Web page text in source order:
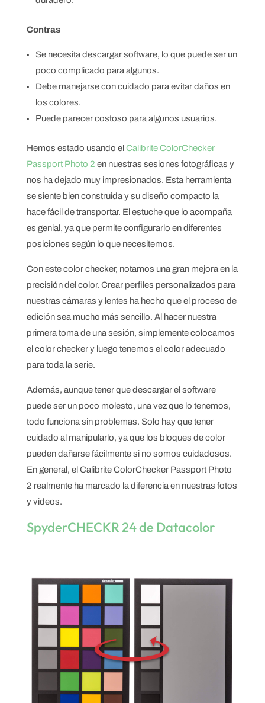
Contras
Se necesita descargar software, lo que puede ser un
poco complicado para algunos.
Debe manejarse con cuidado para evitar daños en
los colores.
Puede parecer costoso para algunos usuarios.
Hemos estado usando elCalibrite ColorChecker
Passport Photo 2 en nuestras sesiones fotográficas y
nos ha dejado muy impresionados. Esta herramienta
se siente bien construida y su diseño compacto la
hace fácil de transportar. El estuche que lo acompaña
es genial, ya que permite configurarlo en diferentes
posiciones según lo que necesitemos.
Con este color checker, notamos una gran mejora en la
precisión del color. Crear perfiles personalizados para
nuestras cámaras y lentes ha hecho que el proceso de
edición sea mucho más sencillo. Al hacer nuestra
primera toma de una sesión, simplemente colocamos
el color checker y luego tenemos el color adecuado
para toda la serie.
Además, aunque tener que descargar el software
puede ser un poco molesto, una vez que lo tenemos,
todo funciona sin problemas. Solo hay que tener
cuidado al manipularlo, ya que los bloques de color
pueden dañarse fácilmente si no somos cuidadosos.
En general, el Calibrite ColorChecker Passport Photo
2 realmente ha marcado la diferencia en nuestras fotos
y videos.
SpyderCHECKR 24 de Datacolor